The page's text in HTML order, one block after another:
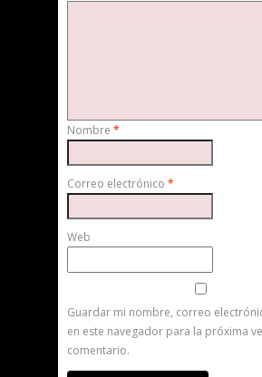
Nombre *
Correo electrónico *
Web
Guardar mi nombre, correo
en este navegador para la próxima
comentario.